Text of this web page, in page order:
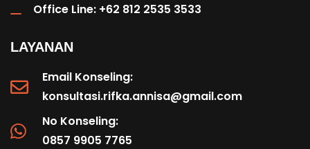
Office Line: +62 812 2535 3533
LAYANAN
Email Konseling:
konsultasi.rifka.annisa@gmail.com
No Konseling:
0857 9905 7765